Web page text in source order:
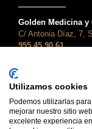
Golden Medicina y
C/ Antonia Díaz, 7,
955 45 90 61
C/ Adriano, 28,
955 45 90 61
Utilizamos cookies
Podemos utilizarlas
mejorar nuestro sitio
excelente experiencia